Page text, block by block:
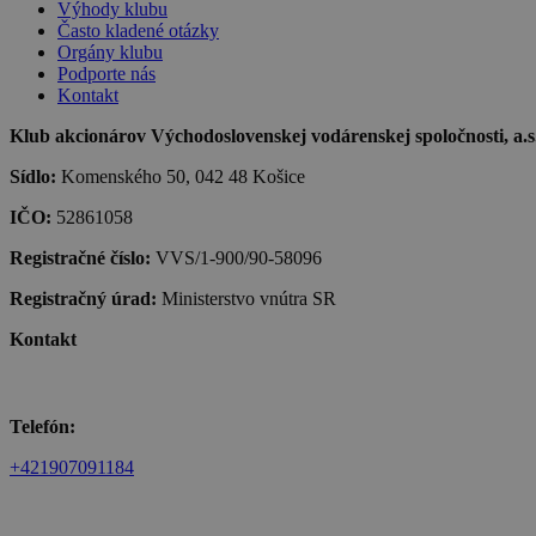
Výhody klubu
Často kladené otázky
Orgány klubu
Podporte nás
Kontakt
Klub akcionárov Východoslovenskej vodárenskej spoločnosti,
Sídlo: Komenského 50, 042 48 Košice
IČO: 52861058
Registračné číslo: VVS/1-900/90-58096
Registračný úrad: Ministerstvo vnútra SR
Kontakt
Telefón:
+421907091184